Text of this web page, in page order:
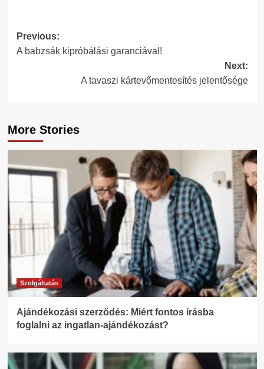
Post
navigation
Previous:
A babzsák kipróbálási garanciával!
Next:
A tavaszi kártevőmentesítés jelentősége
More Stories
Szolgáltatás
Ajándékozási szerződés: Miért fontos írásba
foglalni az ingatlan-ajándékozást?